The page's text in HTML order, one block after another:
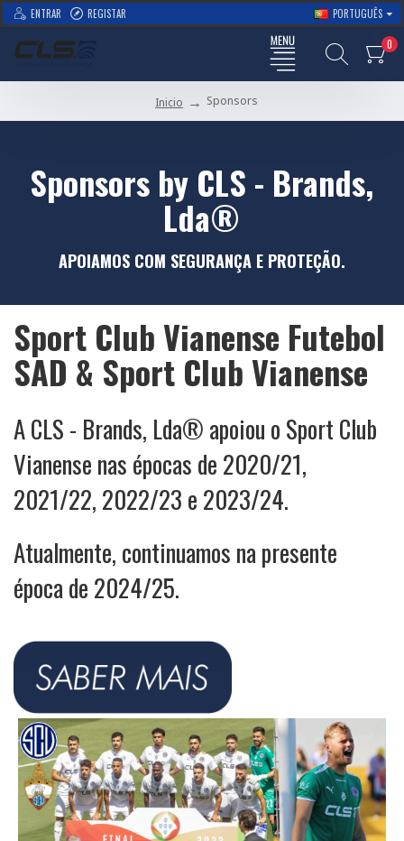
ENTRAR REGISTAR PORTUGUÊS
0
Inicio Sponsors
Sponsors by CLS - Brands,
Lda®
APOIAMOS COM SEGURANÇA E PROTEÇÃO.
Sport Club Vianense Futebol
SAD & Sport Club Vianense
A CLS - Brands, Lda® apoiou o Sport Club
Vianense nas épocas de 2020/21,
2021/22, 2022/23 e 2023/24.
Atualmente, continuamos na presente
época de 2024/25.